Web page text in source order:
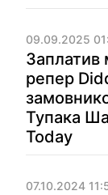
09.09.2025
Заплатив
репер
Тупака
Today
07.10.2024